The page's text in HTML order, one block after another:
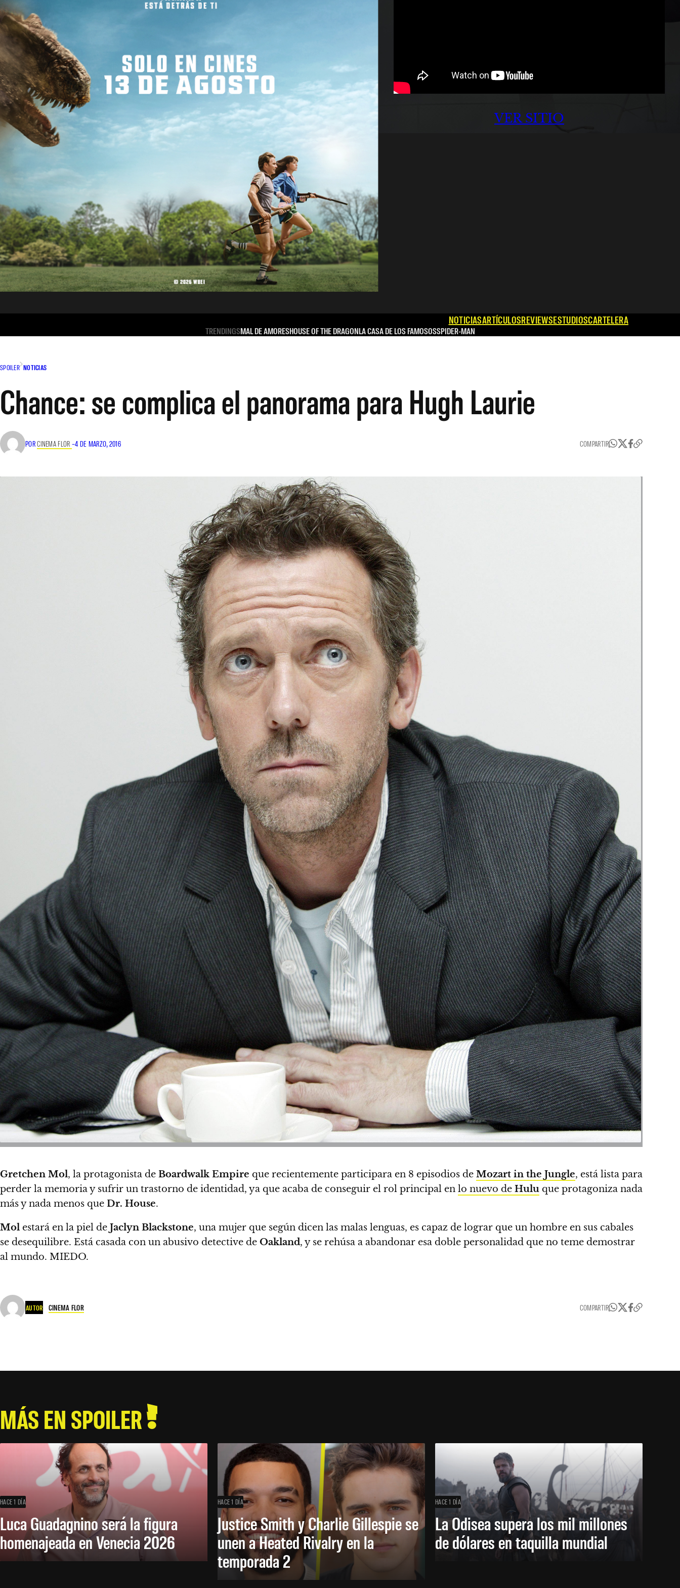
VER SITIO
NOTICIASARTÍCULOSREVIEWSESTUDIOSCARTELERA
TRENDINGSMAL DE AMORESHOUSE OF THE DRAGONLA CASA DE LOS FAMOSOSSPIDER-MAN
SPOILER NOTICIAS
Chance: se complica el panorama para Hugh Laurie
PORCINEMA FLOR –4 DE MARZO, 2016 COMPARTIR
Gretchen Mol, la protagonista de Boardwalk Empire que recientemente participara en 8 episodios de Mozart in the Jungle, está lista para
perder la memoria y sufrir un trastorno de identidad, ya que acaba de conseguir el rol principal en lo nuevo de Hulu que protagoniza nada
más y nada menos que Dr. House.
Mol estará en la piel de Jaclyn Blackstone, una mujer que según dicen las malas lenguas, es capaz de lograr que un hombre en sus cabales
se desequilibre. Está casada con un abusivo detective de Oakland, y se rehúsa a abandonar esa doble personalidad que no teme demostrar
al mundo. MIEDO.
AUTOR CINEMA FLOR COMPARTIR
MÁS EN SPOILER
HACE 1 DÍA
Luca Guadagnino será la figura
homenajeada en Venecia 2026
HACE 1 DÍA
Justice Smith y Charlie Gillespie se
unen a Heated Rivalry en la
temporada 2
HACE 1 DÍA
La Odisea supera los mil millones
de dólares en taquilla mundial